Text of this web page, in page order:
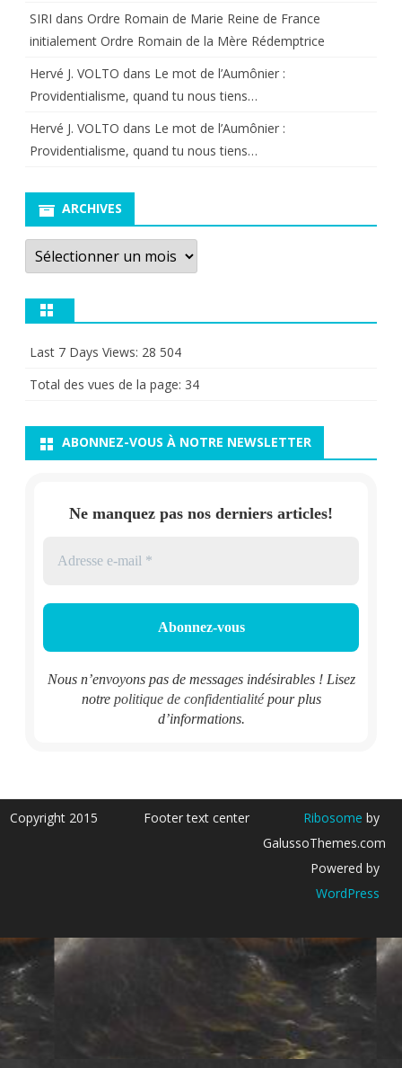
SIRI dans Ordre Romain de Marie Reine de France
initialement Ordre Romain de la Mère Rédemptrice
Hervé J. VOLTO dans Le mot de l’Aumônier :
Providentialisme, quand tu nous tiens…
Hervé J. VOLTO dans Le mot de l’Aumônier :
Providentialisme, quand tu nous tiens…
ARCHIVES
Archives
Last 7 Days Views: 28 504
Total des vues de la page: 34
ABONNEZ-VOUS À NOTRE NEWSLETTER
Ne manquez pas nos derniers articles!
Nous n’envoyons pas de messages indésirables ! Lisez
notre politique de confidentialitépour plus
d’informations.
Copyright 2015 Footer text center Ribosome by
GalussoThemes.com
Powered by
WordPress